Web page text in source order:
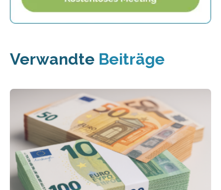
Verwandte Beiträge